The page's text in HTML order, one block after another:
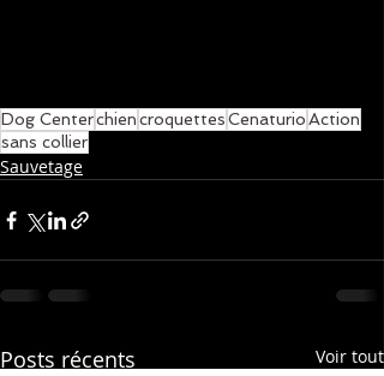
Dog CenterchiencroquettesCenaturioAction
sans collier
Sauvetage
Posts récents Voir tout